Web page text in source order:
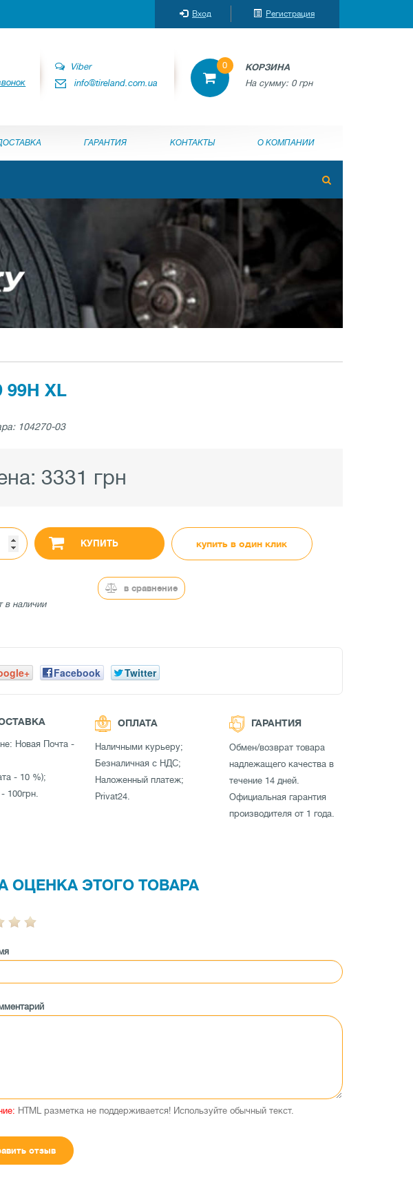
Вход Регистрация
Viber
info@tireland.com.ua
0
КОРЗИНА
На сумму: 0 грн
ГАРАНТИЯ КОНТАКТЫ О КОМПАНИИ
99H XL
104270-03
3331 грн
КУПИТЬ купить в один клик
в наличии
в сравнение
Facebook Twitter
Новая Почта -
- 10 %);
100грн.
ОПЛАТА
Наличными курьеру;
Безналичная с НДС;
Наложенный платеж;
Privat24.
ГАРАНТИЯ
Обмен/возврат товара
надлежащего качества в
течение 14 дней.
Официальная гарантия
производителя от 1 года.
ОЦЕНКА ЭТОГО ТОВАРА
HTML разметка не поддерживается! Используйте обычный текст.
отзыв